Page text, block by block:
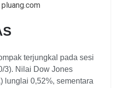
terjungkal pada sesi
3). Nilai Dow Jones
lunglai 0,52%, sementara